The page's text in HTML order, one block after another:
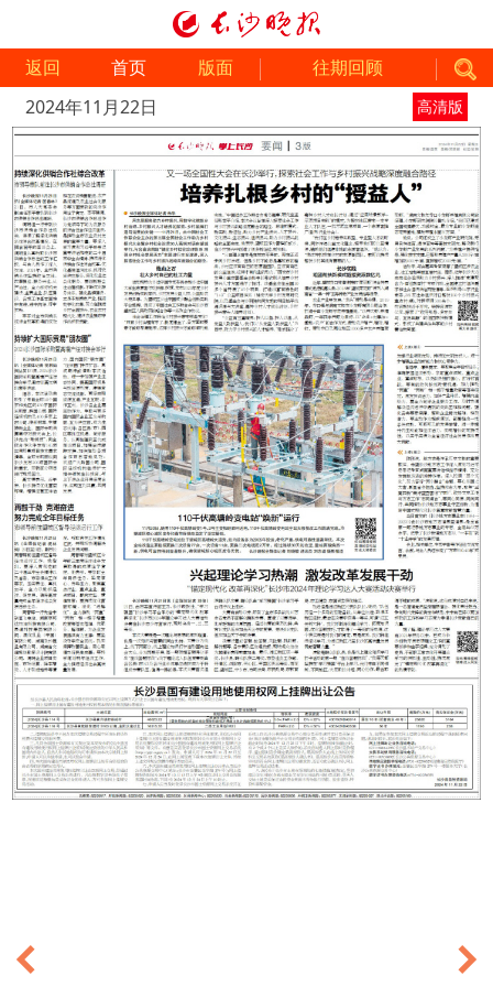
返回 首页 版面
往期回顾
2024年11月22日
高清版